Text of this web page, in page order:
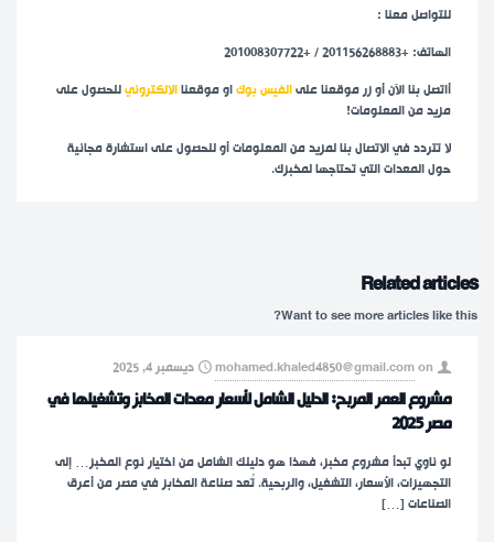
للتواصل معنا :
الهاتف: +201156268883 / +201008307722
أاتصل بنا الآن أو زر موقعنا علىالفيس بوكاو موقعناالالكترونيللحصول على
مزيد من المعلومات!
لا تتردد في الاتصال بنا لمزيد من المعلومات أو للحصول على استشارة مجانية
حول المعدات التي تحتاجها لمخبزك.
Related articles
Want to see more articles like this?
mohamed.khaled4850@gmail.comon ديسمبر 4, 2025
مشروع العمر المربح: الدليل الشامل لأسعار معدات المخابز وتشغيلها في
مصر 2025
لو ناوي تبدأ مشروع مخبز، فهذا هو دليلك الشامل من اختيار نوع المخبز… إلى
التجهيزات، الأسعار، التشغيل، والربحية.​ تُعد صناعة المخابز في مصر من أعرق
الصناعات[…]